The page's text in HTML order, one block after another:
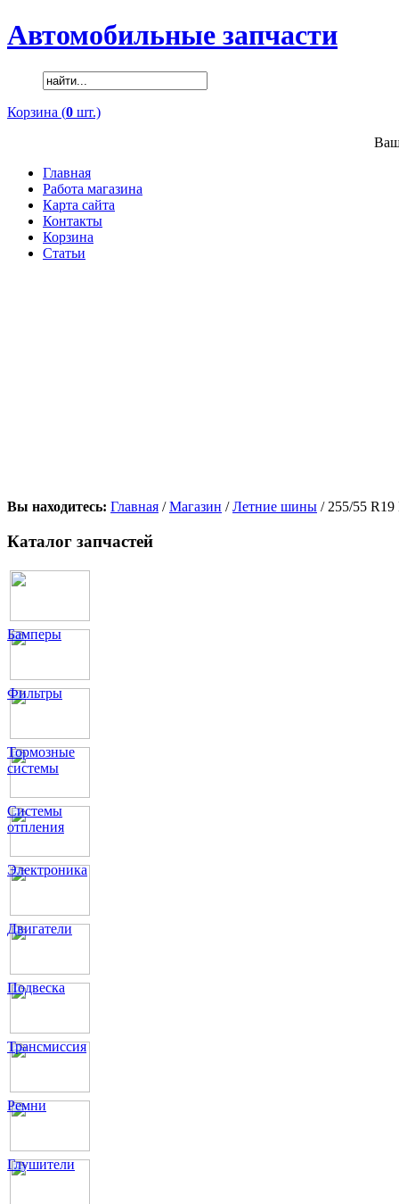
Автомобильные запчасти
Корзина (0 шт.)
Главная
Работа магазина
Карта сайта
Контакты
Корзина
Статьи
Вы находитесь: Главная /Магазин /Летние шины / 255/55
Каталог запчастей
Бамперы
Фильтры
Тормозные
системы
Системы
отпления
Электроника
Двигатели
Подвеска
Трансмиссия
Ремни
Глушители